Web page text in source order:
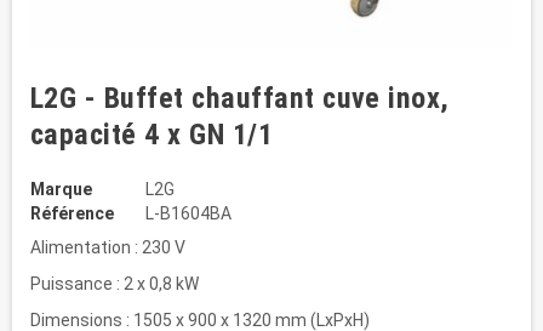
L2G - Buffet chauffant cuve inox,
capacité 4 x GN 1/1
Marque
L2G
Référence
L-B1604BA
Alimentation : 230 V
Puissance : 2 x 0,8 kW
Dimensions : 1505 x 900 x 1320 mm (LxPxH)